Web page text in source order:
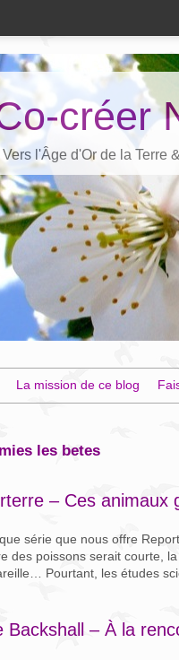
créer
Vers l'Âge d'Or de la Terre
La mission de ce blog
les betes
– Ces animaux
série que nous offre
des poissons serait courte,
Pourtant, les études
Backshall – À la